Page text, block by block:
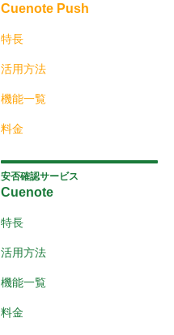
Cuenote Push
特長
活用方法
機能一覧
料金
安否確認サービス
Cuenote
特長
活用方法
機能一覧
料金